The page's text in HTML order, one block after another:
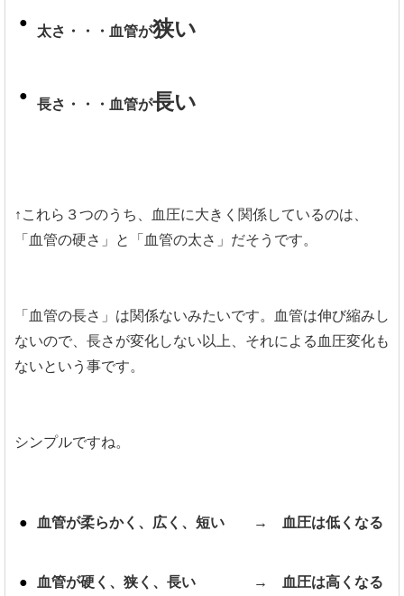
太さ・・・血管が狭い
長さ・・・血管が長い
↑ これら３つのうち、血圧に大きく関係しているのは、
「血管の硬さ」と「血管の太さ」だそうです。
「血管の長さ」は関係ないみたいです。血管は伸び縮みし
ないので、長さが変化しない以上、それによる血圧変化も
ないという事です。
シンプルですね。
血管が柔らかく、広く、短い → 血圧は低くなる
血管が硬く、狭く、長い → 血圧は高くなる